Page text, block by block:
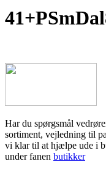
Har du spørgsmål
sortiment, vejledning til
vi klar til at hjælpe ude i
under fanen butikker